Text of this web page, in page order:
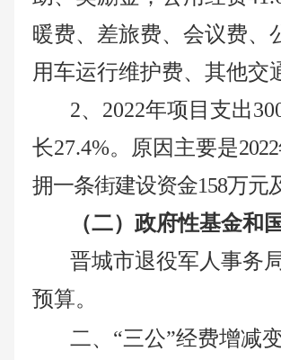
暖费、差旅费、会议费、
用车运行维护费、其他交
2、2022年项目支出
长27.4%。原因主要是
拥一条街建设资金158万元
（二） 政府性基金和
晋城市退役军人事务
预算。
二、 “三公”经费增减